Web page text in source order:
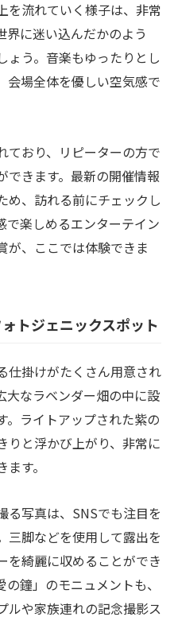
を流れていく様子は、非常
界に迷い込んだかのよう
ょう。音楽もゆったりとし
会場全体を優しい空気感で
ており、リピーターの方で
できます。最新の開催情報
め、訪れる前にチェックし
で楽しめるエンターテイン
が、ここでは体験できま
トジェニックスポット
仕掛けがたくさん用意され
大なラベンダー畑の中に設
。ライトアップされた紫の
りと浮かび上がり、非常に
す。
る写真は、SNSでも注目を
三脚などを使用して露出を
を綺麗に収めることができ
鐘」のモニュメントも、
ルや家族連れの記念撮影ス